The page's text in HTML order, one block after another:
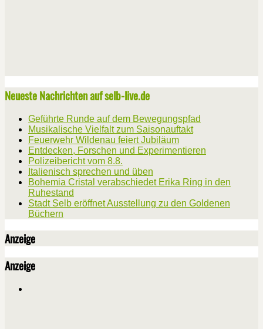
Neueste Nachrichten auf selb-live.de
Geführte Runde auf dem Bewegungspfad
Musikalische Vielfalt zum Saisonauftakt
Feuerwehr Wildenau feiert Jubiläum
Entdecken, Forschen und Experimentieren
Polizeibericht vom 8.8.
Italienisch sprechen und üben
Bohemia Cristal verabschiedet Erika Ring in den
Ruhestand
Stadt Selb eröffnet Ausstellung zu den Goldenen
Büchern
Anzeige
Anzeige